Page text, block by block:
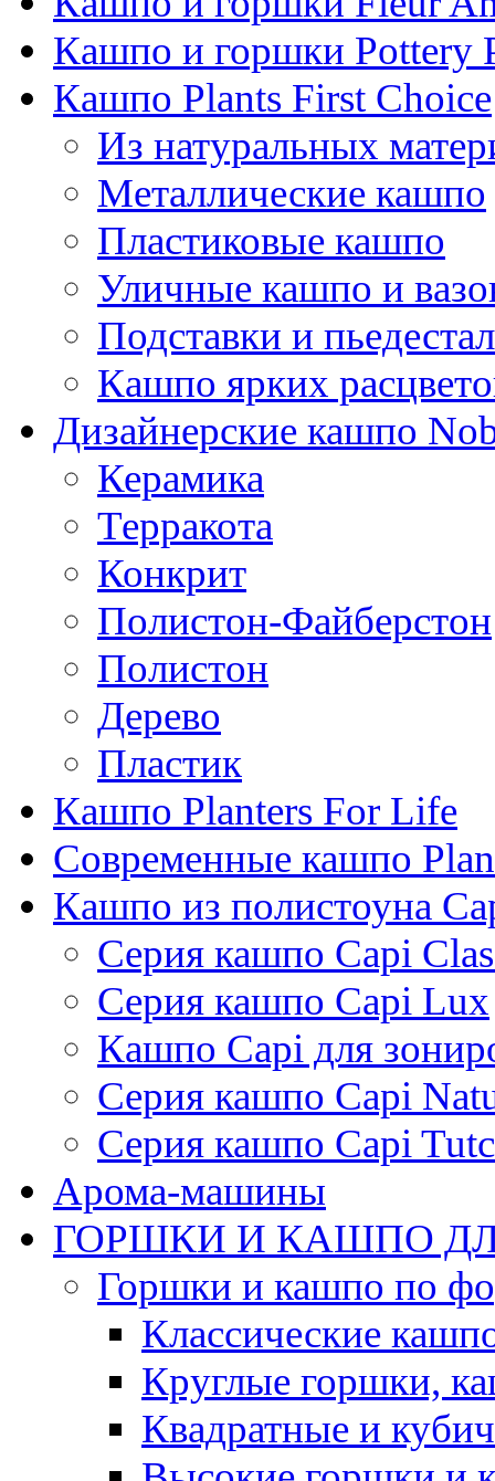
Кашпо и горшки Pottery
Кашпо Plants First Choice
Из натуральных
Металлические кашпо
Пластиковые кашпо
Уличные кашпо и
Подставки и
Кашпо ярких
Дизайнерские кашпо
Керамика
Терракота
Конкрит
Полистон-Файберстон
Полистон
Дерево
Пластик
Кашпо Planters For Life
Современные кашпо
Кашпо из полистоуна
Серия кашпо Capi
Серия кашпо Capi Lux
Кашпо Capi для
Серия кашпо Capi
Серия кашпо Capi
Арома-машины
ГОРШКИ И КАШПО
Горшки и кашпо по
Классические
Круглые горшки,
Квадратные и